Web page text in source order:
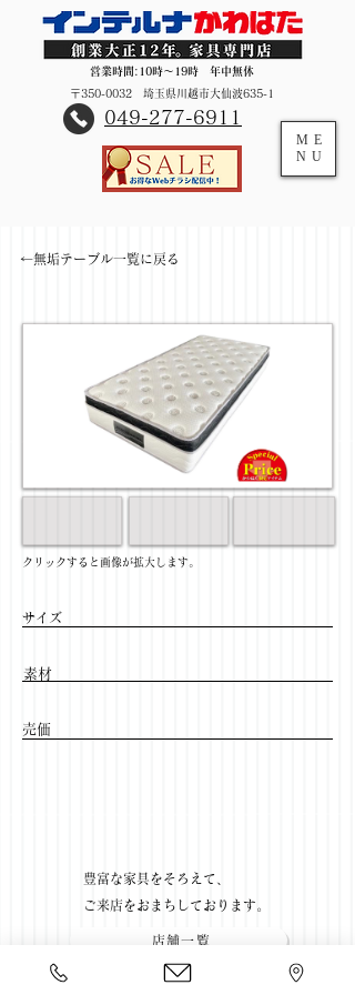
営業時間:10時～19時 年中無休
〒350-0032 埼玉県川越市大仙波635-1
​049-277-6911
ME
NU
←無垢テーブル一覧に戻る
​クリックすると画像が拡大します。
サイズ
​素材
​売価
​豊富な家具をそろえて、
ご来店をおまちしております。
店舗一覧
←無垢テーブル一覧に戻る